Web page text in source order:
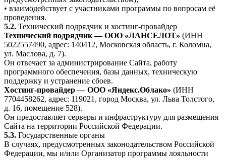
• взаимодействует с участниками программы по вопросам её
проведения.
5.2. Технический подрядчик и хостинг-провайдер
Технический подрядчик — ООО «ЛАНСЕЛОТ» (ИНН
5022557490, адрес: 140412, Московская область, г. Коломна,
ул. Маслова, д. 7).
Он отвечает за администрирование Сайта, работу
программного обеспечения, базы данных, техническую
поддержку и устранение сбоев.
Хостинг-провайдер — ООО «Яндекс.Облако» (ИНН
7704458262, адрес: 119021, город Москва, ул. Льва Толстого,
д. 16, помещение 528).
Он предоставляет серверы и инфраструктуру для размещения
Сайта на территории Российской Федерации.
5.3. Государственные органы
В случаях, предусмотренных законодательством Российской
Федерации, мы и/или Организатор программы лояльности